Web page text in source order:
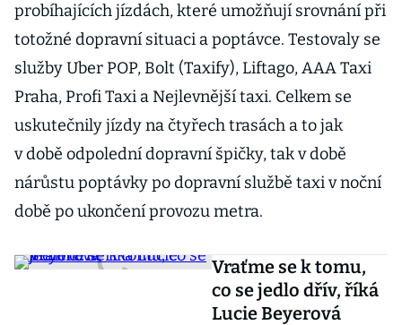
probíhajících jízdách, které umožňují srovnání při
totožné dopravní situaci a poptávce. Testovaly se
služby Uber POP, Bolt (Taxify), Liftago, AAA Taxi
Praha, Profi Taxi a Nejlevnější taxi. Celkem se
uskutečnily jízdy na čtyřech trasách a to jak
v době odpolední dopravní špičky, tak v době
nárůstu poptávky po dopravní službě taxi v noční
době po ukončení provozu metra.
Vraťme se k tomu,
co se jedlo dřív, říká
Lucie Beyerová